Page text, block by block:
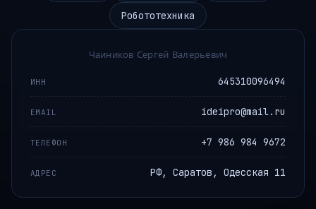
Робототехника
Чаиников Сергей Валерьевич
ИНН 645310096494
EMAIL ideipro@mail.ru
ТЕЛЕФОН +7 986 984 9672
АДРЕС РФ, Саратов, Одесская 11